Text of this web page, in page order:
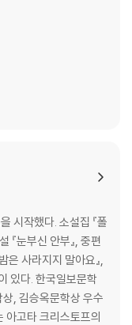
시작했다. 소설집 『폴
『눈부신 안부』, 중편
은 사라지지 말아요』,
있다. 한국일보문학
, 김승옥문학상 우수
아고타 크리스토프의